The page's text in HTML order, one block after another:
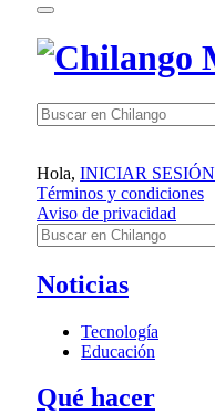
Hola, INICIAR SESIÓN
Términos y condiciones
Aviso de privacidad
Noticias
Tecnología
Educación
Qué hacer